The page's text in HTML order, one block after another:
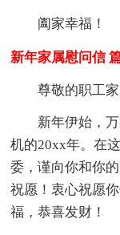
阖家幸福！
新年家属慰问信
尊敬的职工家
新年伊始，
机的20xx年。在
委，谨向你和你
祝愿！衷心祝愿
福，恭喜发财！